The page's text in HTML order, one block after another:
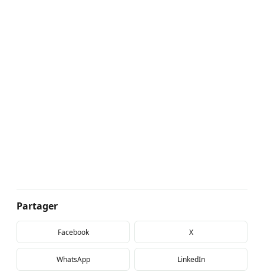
Partager
Facebook X
WhatsApp LinkedIn